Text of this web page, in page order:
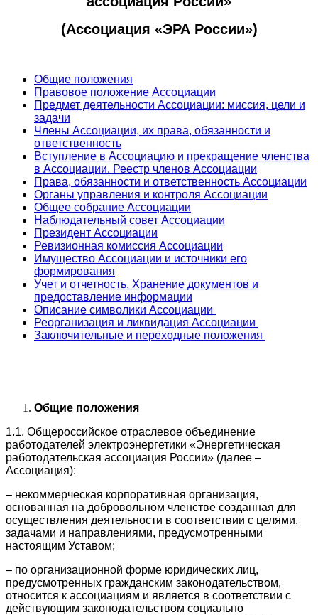
(Ассоциация «ЭРА России»)
Общие положения
Правовое положение Ассоциации
Предмет деятельности Ассоциации: миссия, цели и
задачи
Члены Ассоциации, их права, обязанности и
ответственность
Вступление в Ассоциацию и прекращение членства
в Ассоциации. Реестр членов Ассоциации
Права, обязанности и ответственность Ассоциации
Органы управления и контроля Ассоциации
Общее собрание Ассоциации
Наблюдательный совет Ассоциации
Президент Ассоциации
Ревизионная комиссия Ассоциации
Имущество Ассоциации и источники его
формирования
Учет и отчетность. Хранение документов и
предоставление информации
Описание символики Ассоциации
Реорганизация и ликвидация Ассоциации
Заключительные и переходные положения
Общие положения
1.1. Общероссийское отраслевое объединение
работодателей электроэнергетики «Энергетическая
работодательская ассоциация России» (далее –
Ассоциация):
– некоммерческая корпоративная организация,
основанная на добровольном членстве созданная для
осуществления деятельности в соответствии с целями,
задачами и направлениями, предусмотренными
настоящим Уставом;
– по организационной форме юридических лиц,
предусмотренных гражданским законодательством,
относится к ассоциациям и является в соответствии с
действующим законодательством социально